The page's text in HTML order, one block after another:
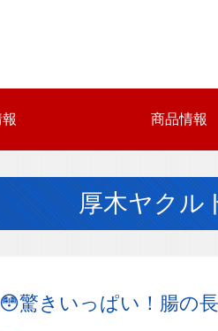
商品情報
厚木ヤクル
😳驚きいっぱい！腸の